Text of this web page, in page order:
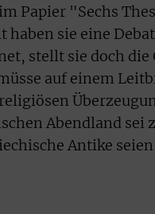
Papier "Sechs
sie eine
stellt sie doch
auf einem
Abendland sei
Antike